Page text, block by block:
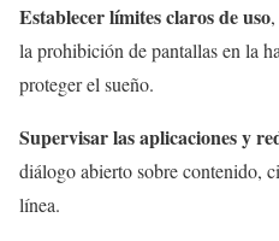
Establecer límites claros de uso
la prohibición de pantallas en la
proteger el sueño.
Supervisar las aplicaciones y
diálogo abierto sobre contenido,
línea.